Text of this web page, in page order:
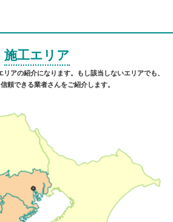
施工エリア
アの紹介になります。もし該当しないエリアでも、
頼できる業者さんをご紹介します。